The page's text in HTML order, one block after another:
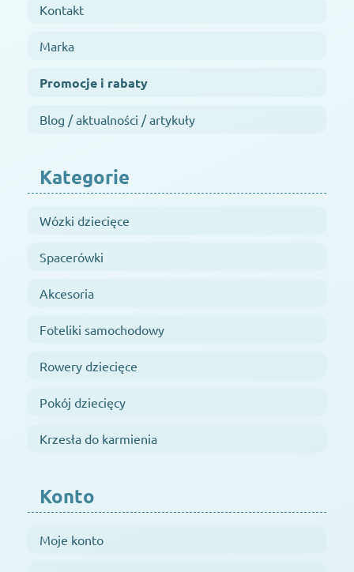
Kontakt
Marka
Promocje i rabaty
Blog / aktualności / artykuły
Kategorie
Wózki dziecięce
Spacerówki
Akcesoria
Foteliki samochodowy
Rowery dziecięce
Pokój dziecięcy
Krzesła do karmienia
Konto
Moje konto